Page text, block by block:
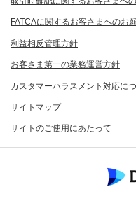
FATCAに関するお客さまへのお
利益相反管理方針
お客さま第一の業務運営方針
カスタマーハラスメント対応に
サイトマップ
サイトのご使用にあたって